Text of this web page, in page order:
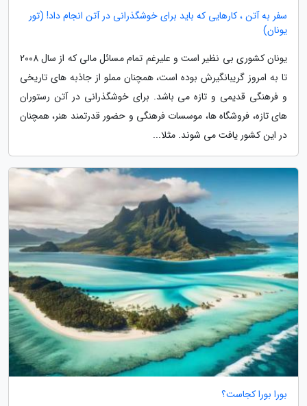
سفر به آتن ، کارهایی که باید برای خوشگذرانی در آتن انجام داد! (تور
یونان)
یونان کشوری بی نظیر است و علیرغم تمام مسائل مالی که از سال 2008
تا به امروز گریبانگیرش بوده است، همچنان مملو از جاذبه های تاریخی
و فرهنگی قدیمی و تازه می باشد. برای خوشگذرانی در آتن رستوران
های تازه، فروشگاه ها، موسسات فرهنگی و حضور قدرتمند هنر، همچنان
در این کشور یافت می شوند. مثلا...
بورا بورا کجاست؟